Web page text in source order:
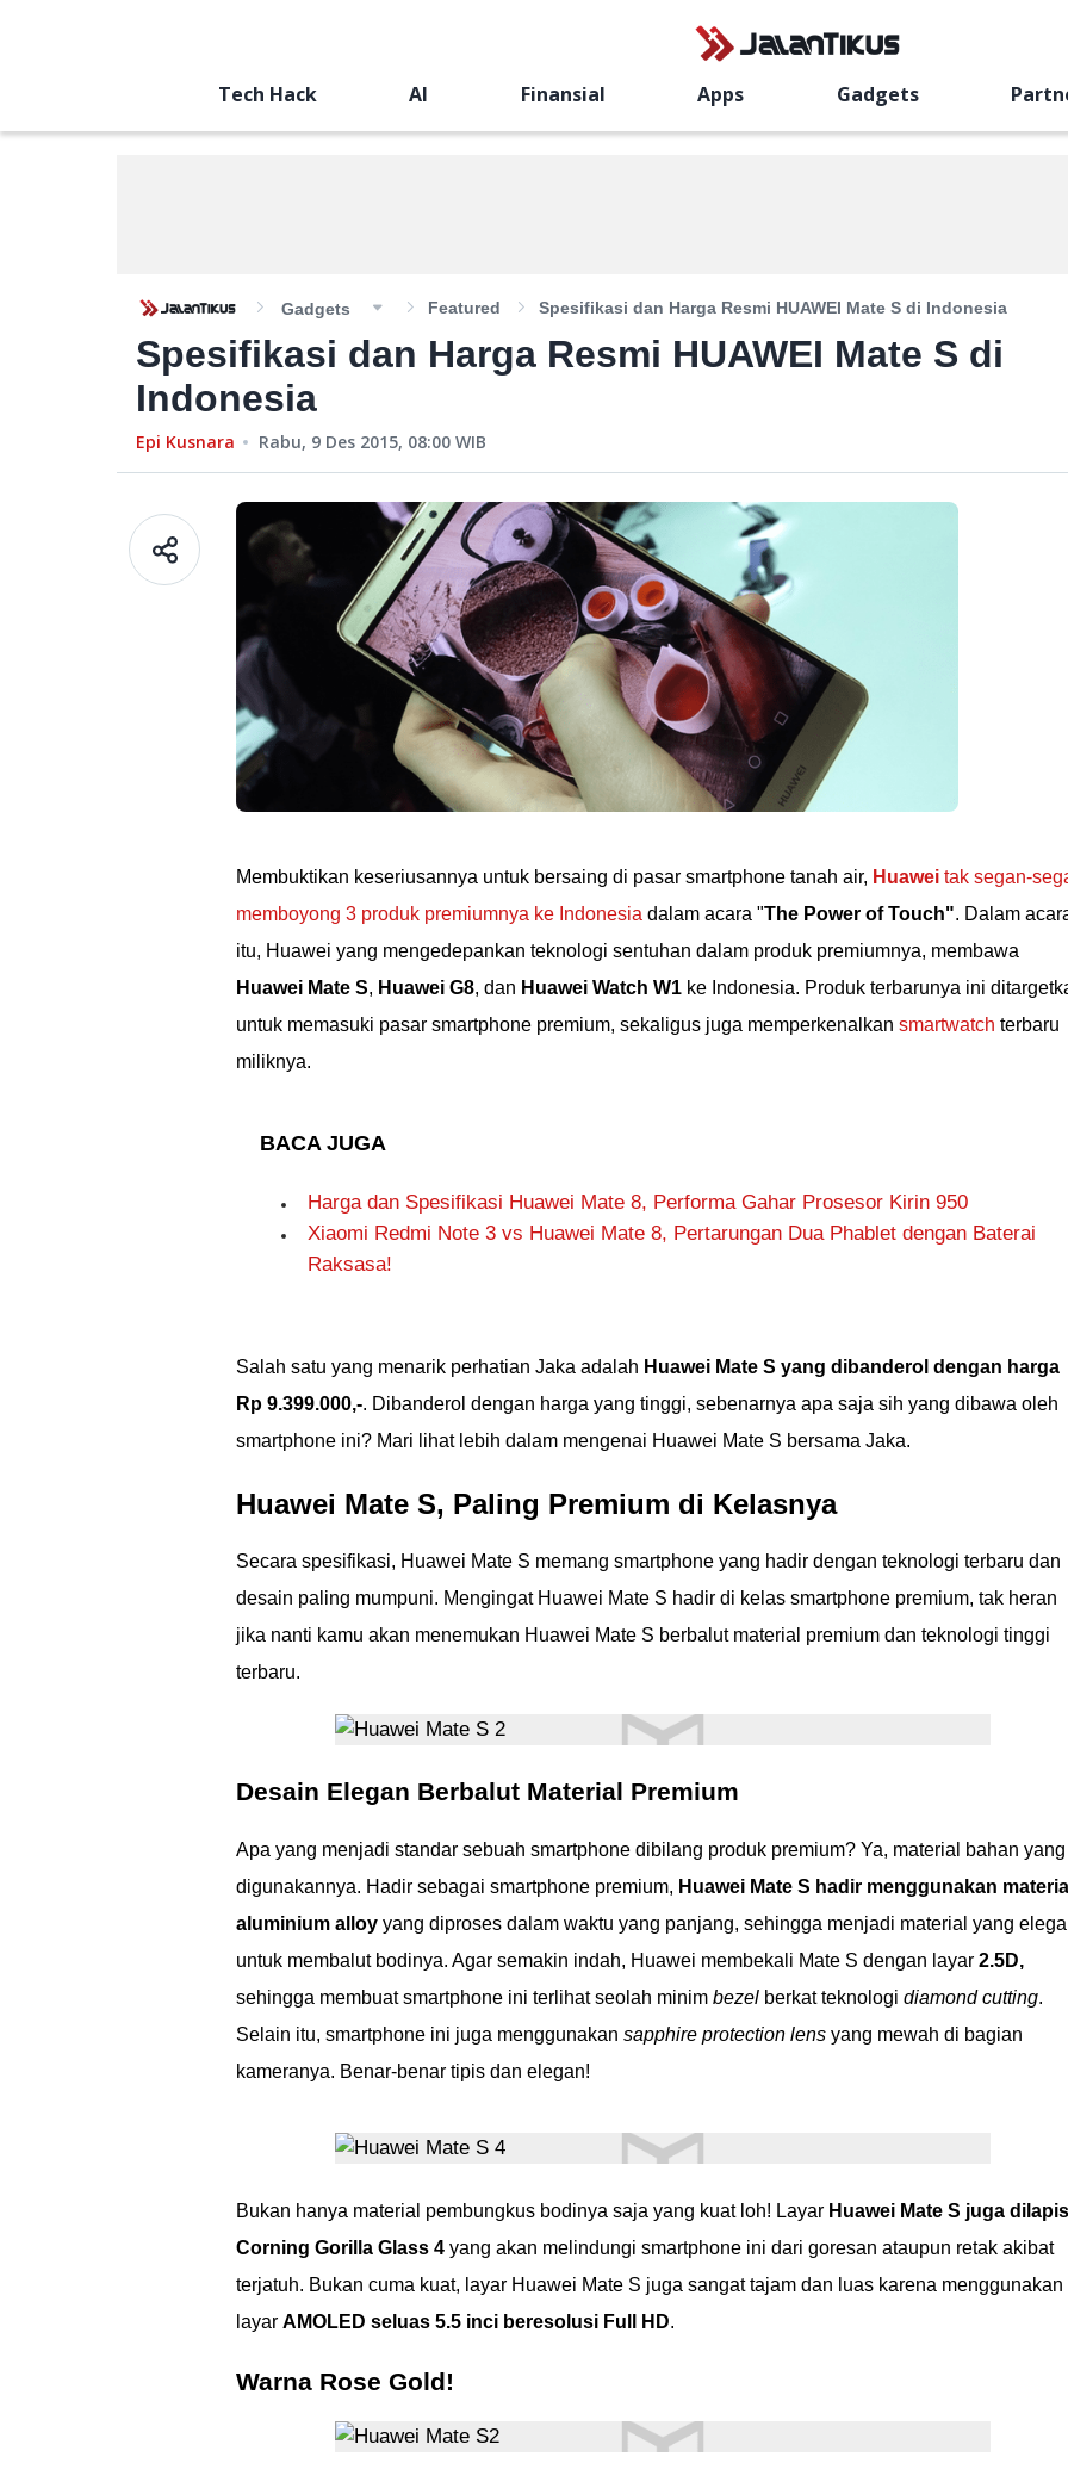
Tech Hack AI Finansial Apps Gadgets
Gadgets Featured Spesifikasi dan Harga Resmi HUAWEI Mate S di Indonesia
Spesifikasi dan Harga Resmi HUAWEI Mate S di
Indonesia
Epi Kusnara Rabu, 9 Des 2015, 08:00 WIB
Membuktikan keseriusannya untuk bersaing di pasar smartphone tanah air, Huawei tak segan-
memboyong 3 produk premiumnya ke Indonesia dalam acara "The Power of Touch". Dalam
itu, Huawei yang mengedepankan teknologi sentuhan dalam produk premiumnya, membawa
Huawei Mate S, Huawei G8, dan Huawei Watch W1 ke Indonesia. Produk terbarunya ini
untuk memasuki pasar smartphone premium, sekaligus juga memperkenalkan smartwatch terbaru
miliknya.
BACA JUGA
Harga dan Spesifikasi Huawei Mate 8, Performa Gahar Prosesor Kirin 950
Xiaomi Redmi Note 3 vs Huawei Mate 8, Pertarungan Dua Phablet dengan Baterai
Raksasa!
Salah satu yang menarik perhatian Jaka adalah Huawei Mate S yang dibanderol dengan harga
Rp 9.399.000,-. Dibanderol dengan harga yang tinggi, sebenarnya apa saja sih yang dibawa oleh
smartphone ini? Mari lihat lebih dalam mengenai Huawei Mate S bersama Jaka.
Huawei Mate S, Paling Premium di Kelasnya
Secara spesifikasi, Huawei Mate S memang smartphone yang hadir dengan teknologi terbaru dan
desain paling mumpuni. Mengingat Huawei Mate S hadir di kelas smartphone premium, tak heran
jika nanti kamu akan menemukan Huawei Mate S berbalut material premium dan teknologi tinggi
terbaru.
Desain Elegan Berbalut Material Premium
Apa yang menjadi standar sebuah smartphone dibilang produk premium? Ya, material bahan yang
digunakannya. Hadir sebagai smartphone premium, Huawei Mate S hadir menggunakan material
aluminium alloy yang diproses dalam waktu yang panjang, sehingga menjadi material yang
untuk membalut bodinya. Agar semakin indah, Huawei membekali Mate S dengan layar 2.5D,
sehingga membuat smartphone ini terlihat seolah minim bezel berkat teknologi diamond cutting.
Selain itu, smartphone ini juga menggunakan sapphire protection lens yang mewah di bagian
kameranya. Benar-benar tipis dan elegan!
Bukan hanya material pembungkus bodinya saja yang kuat loh! Layar Huawei Mate S juga
Corning Gorilla Glass 4 yang akan melindungi smartphone ini dari goresan ataupun retak akibat
terjatuh. Bukan cuma kuat, layar Huawei Mate S juga sangat tajam dan luas karena menggunakan
layar AMOLED seluas 5.5 inci beresolusi Full HD.
Warna Rose Gold!